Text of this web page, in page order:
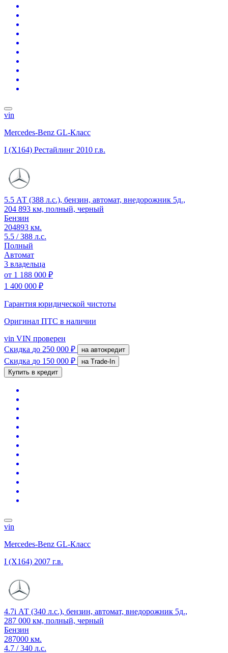
vin
Mercedes-Benz GL-Класс
I (X164) Рестайлинг 2010 г.в.
5.5 АТ (388 л.с.), бензин, автомат, внедорожник 5д.,
204 893 км, полный, черный
Бензин
204893 км.
5.5 / 388 л.с.
Полный
Автомат
3 владельца
от 1 188 000 ₽
1 400 000 ₽
Гарантия юридической чистоты
Оригинал ПТС в наличии
vin VIN проверен
Скидка до 250 000 ₽ на автокредит
Скидка до 150 000 ₽
на Trade-In
Купить в кредит
vin
Mercedes-Benz GL-Класс
I (X164) 2007 г.в.
4.7i АТ (340 л.с.), бензин, автомат, внедорожник 5д.,
287 000 км, полный, черный
Бензин
287000 км.
4.7 / 340 л.с.